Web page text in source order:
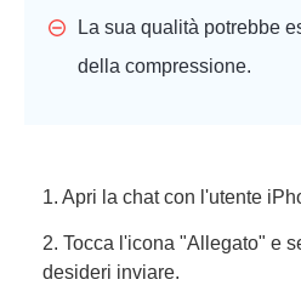
La sua qualità potrebbe
della compressione.
1. Apri la chat con l'utente
2. Tocca l'icona "Allegato" e
desideri inviare.